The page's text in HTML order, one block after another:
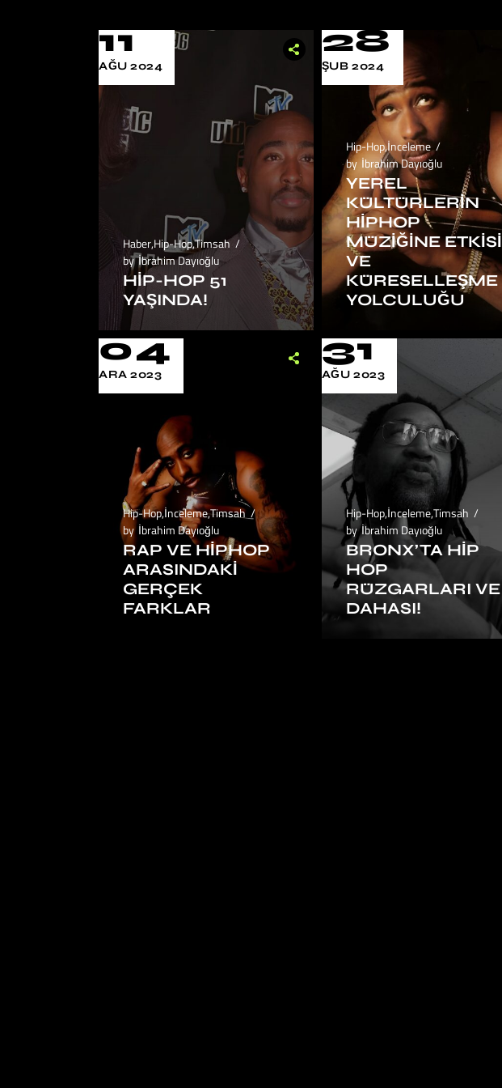
11
AĞU 2024
Haber,Hip-Hop,Timsah
by İbrahim Dayıoğlu
HIP-HOP 51
YAŞINDA!
28
ŞUB 2024
Hip-Hop,İnceleme
by İbrahim Dayıoğlu
YEREL
KÜLTÜRLERIN
HIPHOP
MÜZIĞINE ETKISI
VE
KÜRESELLEŞME
YOLCULUĞU
04
ARA 2023
Hip-Hop,İnceleme,Timsah
by İbrahim Dayıoğlu
RAP VE HIPHOP
ARASINDAKI
GERÇEK
FARKLAR
31
AĞU 2023
Hip-Hop,İnceleme,Timsah
by İbrahim Dayıoğlu
BRONX’TA HIP
HOP
RÜZGARLARI VE
DAHASI!